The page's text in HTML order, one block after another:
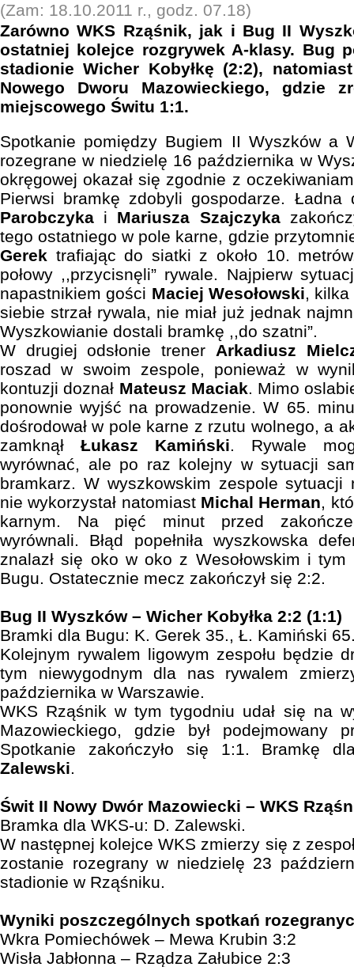
(Zam: 18.10.2011 r., godz. 07.18)
Zarówno WKS Rząśnik, jak i Bug II
ostatniej kolejce rozgrywek A-klasy. Bug
stadionie Wicher Kobyłkę (2:2),
Nowego Dworu Mazowieckiego, gdzie
miejscowego Świtu 1:1.
Spotkanie pomiędzy Bugiem II Wyszków a
rozegrane w niedzielę 16 października w
okręgowej okazał się zgodnie z
Pierwsi bramkę zdobyli gospodarze.
Parobczyka i Mariusza Szajczyka
tego ostatniego w pole karne, gdzie
Gerek trafiając do siatki z około 10.
połowy ,,przycisnęli” rywale. Najpierw
napastnikiem gości Maciej Wesołowski, kilka
siebie strzał rywala, nie miał już jednak
Wyszkowianie dostali bramkę ,,do szatni”.
W drugiej odsłonie trener Arkadiusz
roszad w swoim zespole, ponieważ w
kontuzji doznał Mateusz Maciak. Mimo
ponownie wyjść na prowadzenie. W 65.
dośrodował w pole karne z rzutu wolnego, a
zamknął Łukasz Kamiński. Rywale
wyrównać, ale po raz kolejny w sytuacji
bramkarz. W wyszkowskim zespole sytuacji
nie wykorzystał natomiast Michal Herman,
karnym. Na pięć minut przed
wyrównali. Błąd popełniła wyszkowska
znalazł się oko w oko z Wesołowskim i tym
Bugu. Ostatecznie mecz zakończył się 2:2.
Bug II Wyszków – Wicher Kobyłka 2:2 (1:1)
Bramki dla Bugu: K. Gerek 35., Ł. Kamiński
Kolejnym rywalem ligowym zespołu będzie
tym niewygodnym dla nas rywalem
października w Warszawie.
WKS Rząśnik w tym tygodniu udał się na
Mazowieckiego, gdzie był podejmowany
Spotkanie zakończyło się 1:1. Bramkę
Zalewski.
Świt II Nowy Dwór Mazowiecki – WKS
Bramka dla WKS-u: D. Zalewski.
W następnej kolejce WKS zmierzy się z
zostanie rozegrany w niedzielę 23
stadionie w Rząśniku.
Wyniki poszczególnych spotkań
Wkra Pomiechówek – Mewa Krubin 3:2
Wisła Jabłonna – Rządza Załubice 2:3